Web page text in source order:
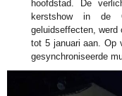
hoofdstad. De
kerstshow in de
geluidseffecten, werd
tot 5 januari aan. Op
gesynchroniseerde